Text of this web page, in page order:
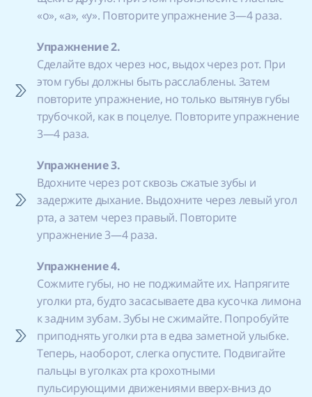
«о», «а», «у». Повторите упражнение 3—4 раза.
Упражнение 2.
Сделайте вдох через нос, выдох через рот. При
этом губы должны быть расслаблены. Затем
повторите упражнение, но только вытянув губы
трубочкой, как в поцелуе. Повторите упражнение
3—4 раза.
Упражнение 3.
Вдохните через рот сквозь сжатые зубы и
задержите дыхание. Выдохните через левый угол
рта, а затем через правый. Повторите
упражнение 3—4 раза.
Упражнение 4.
Сожмите губы, но не поджимайте их. Напрягите
уголки рта, будто засасываете два кусочка лимона
к задним зубам. Зубы не сжимайте. Попробуйте
приподнять уголки рта в едва заметной улыбке.
Теперь, наоборот, слегка опустите. Подвигайте
пальцы в уголках рта крохотными
пульсирующими движениями вверх-вниз до